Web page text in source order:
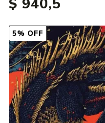
5% OFF
$ 940,5